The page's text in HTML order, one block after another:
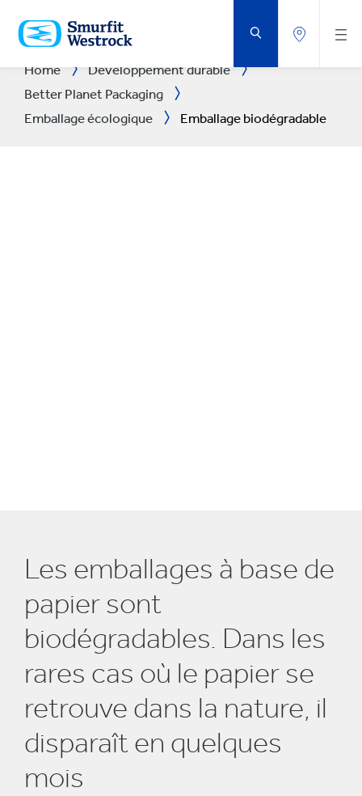
AU
CONTENU
PRINCIPAL
Home
Développement durable
Better Planet Packaging
Emballage écologique
Emballage biodégradable
Les emballages à base de
papier sont
biodégradables. Dans les
rares cas où le papier se
retrouve dans la nature, il
disparaît en quelques
mois